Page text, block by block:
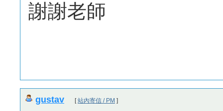
謝謝老師
gustav [站內寄信 / PM ]